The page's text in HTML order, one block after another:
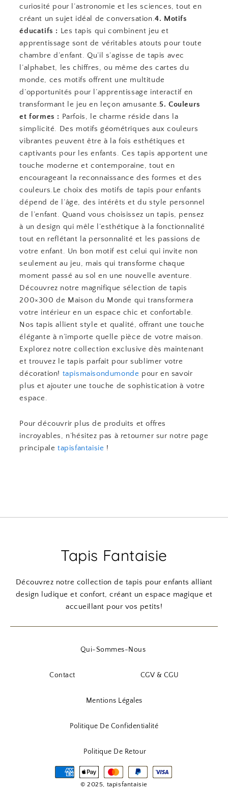
curiosité pour l’astronomie et les sciences, tout en
créant un sujet idéal de conversation.4. Motifs
éducatifs : Les tapis qui combinent jeu et
apprentissage sont de véritables atouts pour toute
chambre d’enfant. Qu’il s’agisse de tapis avec
l’alphabet, les chiffres, ou même des cartes du
monde, ces motifs offrent une multitude
d’opportunités pour l’apprentissage interactif en
transformant le jeu en leçon amusante.5. Couleurs
et formes : Parfois, le charme réside dans la
simplicité. Des motifs géométriques aux couleurs
vibrantes peuvent être à la fois esthétiques et
captivants pour les enfants. Ces tapis apportent une
touche moderne et contemporaine, tout en
encourageant la reconnaissance des formes et des
couleurs.Le choix des motifs de tapis pour enfants
dépend de l’âge, des intérêts et du style personnel
de l’enfant. Quand vous choisissez un tapis, pensez
à un design qui mêle l’esthétique à la fonctionnalité
tout en reflétant la personnalité et les passions de
votre enfant. Un bon motif est celui qui invite non
seulement au jeu, mais qui transforme chaque
moment passé au sol en une nouvelle aventure.
Découvrez notre magnifique sélection de tapis
200×300 de Maison du Monde qui transformera
votre intérieur en un espace chic et confortable.
Nos tapis allient style et qualité, offrant une touche
élégante à n’importe quelle pièce de votre maison.
Explorez notre collection exclusive dès maintenant
et trouvez le tapis parfait pour sublimer votre
décoration! tapismaisondumonde pour en savoir
plus et ajouter une touche de sophistication à votre
espace.
Pour découvrir plus de produits et offres
incroyables, n’hésitez pas à retourner sur notre page
principaletapisfantaisie !
Tapis Fantaisie
Découvrez notre collection de tapis pour enfants alliant
design ludique et confort, créant un espace magique et
accueillant pour vos petits!
Qui-Sommes-Nous
Contact CGV & CGU
Mentions Légales
Politique De Confidentialité
Politique De Retour
© 2025, tapisfantaisie